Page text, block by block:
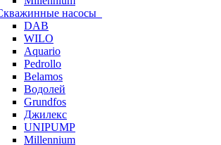
насосы
DAB
WILO
Aquario
Pedrollo
Belamos
Водолей
Grundfos
Джилекс
UNIPUMP
Millennium